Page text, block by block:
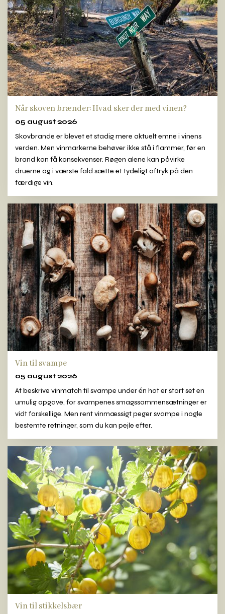
Når skoven brænder: Hvad sker der med vinen?
05 august 2026
Skovbrande er blevet et stadig mere aktuelt emne i vinens
verden. Men vinmarkerne behøver ikke stå i flammer, før en
brand kan få konsekvenser. Røgen alene kan påvirke
druerne og i værste fald sætte et tydeligt aftryk på den
færdige vin.
Vin til svampe
05 august 2026
At beskrive vinmatch til svampe under én hat er stort set en
umulig opgave, for svampenes smagssammensætninger er
vidt forskellige. Men rent vinmæssigt peger svampe i nogle
bestemte retninger, som du kan pejle efter.
Vin til stikkelsbær